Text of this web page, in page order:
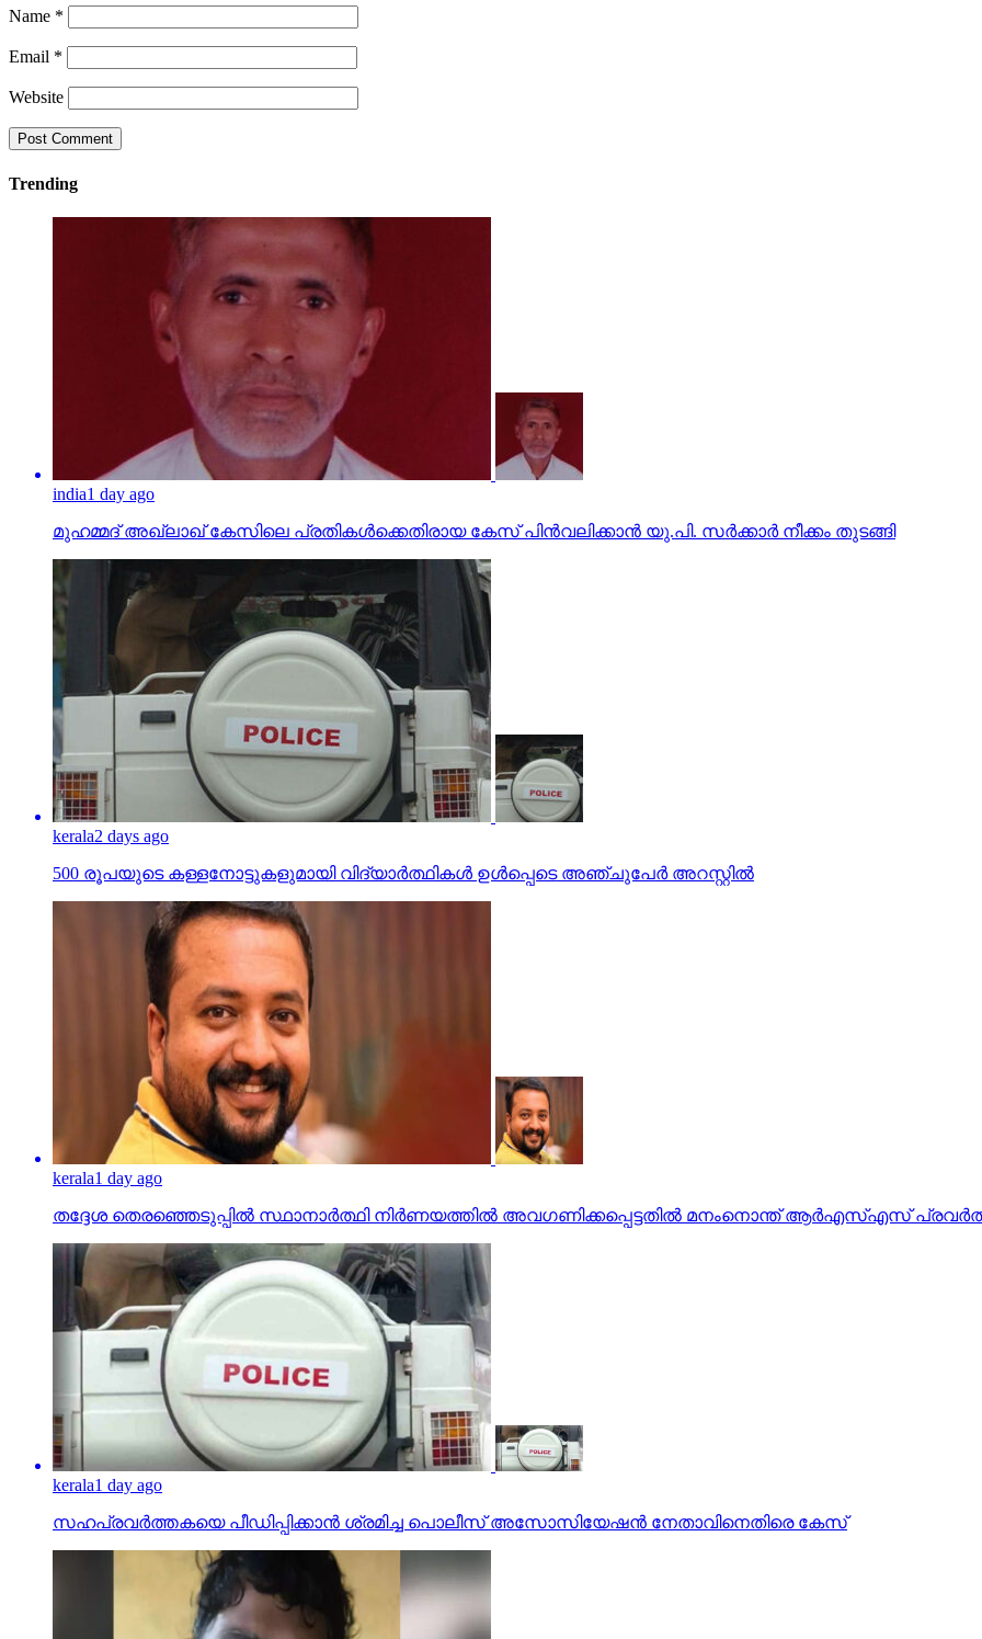
Name *
Email *
Website
Trending
india1 day ago
മുഹമ്മദ് അഖ്‌ലാഖ് കേസിലെ പ്രതികള്‍ക്കെതിരായ കേസ് പിന്‍വലിക്കാന്‍ യു.പി. സര്‍ക്കാര്‍ നീക്കം തുടങ്ങി
kerala2 days ago
500 രൂപയുടെ കള്ളനോട്ടുകളുമായി വിദ്യാര്‍ത്ഥികള്‍ ഉള്‍പ്പെടെ അഞ്ചുപേര്‍ അറസ്റ്റില്‍
kerala1 day ago
തദ്ദേശ തെരഞ്ഞെടുപ്പില്‍ സ്ഥാനാര്‍ത്ഥി നിര്‍ണയത്തില്‍ അവഗണിക്കപ്പെട്ടതില്‍ മനംനൊന്ത് ആര്‍എസ്എസ്
kerala1 day ago
സഹപ്രവര്‍ത്തകയെ പീഡിപ്പിക്കാന്‍ ശ്രമിച്ച പൊലീസ് അസോസിയേഷന്‍ നേതാവിനെതിരെ കേസ്